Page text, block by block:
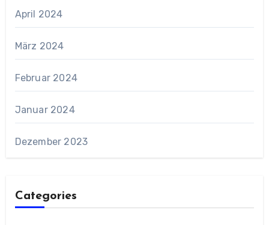
April 2024
März 2024
Februar 2024
Januar 2024
Dezember 2023
Categories